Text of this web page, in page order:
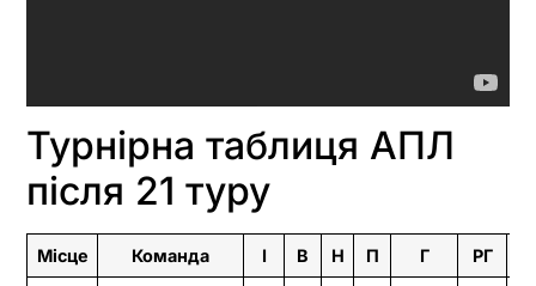
Турнірна таблиця АПЛ
після 21 туру
Місце Команда І В Н П Г РГ